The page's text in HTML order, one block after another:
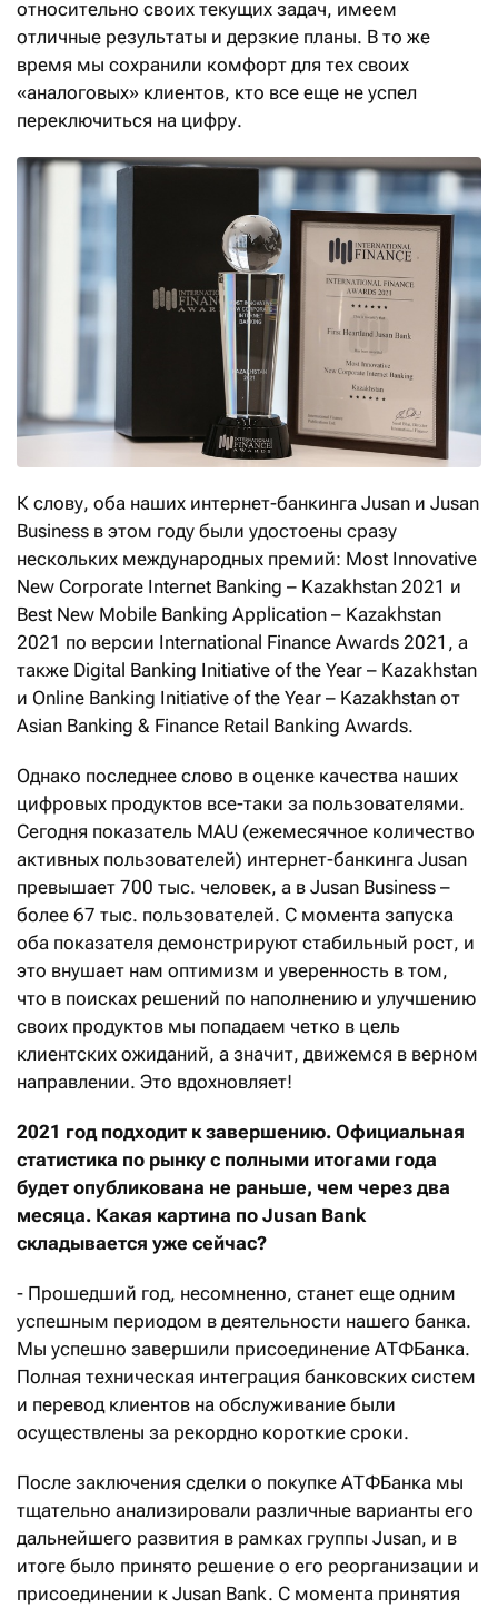
относительно своих текущих задач, имеем
отличные результаты и дерзкие планы. В то же
время мы сохранили комфорт для тех своих
«аналоговых» клиентов, кто все еще не успел
переключиться на цифру.
К слову, оба наших интернет-банкинга Jusan и Jusan
Business в этом году были удостоены сразу
нескольких международных премий: Most Innovative
New Corporate Internet Banking – Kazakhstan 2021 и
Best New Mobile Banking Application – Kazakhstan
2021 по версии International Finance Awards 2021, а
также Digital Banking Initiative of the Year – Kazakhstan
и Online Banking Initiative of the Year – Kazakhstan от
Asian Banking & Finance Retail Banking Awards.
Однако последнее слово в оценке качества наших
цифровых продуктов все-таки за пользователями.
Сегодня показатель MAU (ежемесячное количество
активных пользователей) интернет-банкинга Jusan
превышает 700 тыс. человек, а в Jusan Business –
более 67 тыс. пользователей. С момента запуска
оба показателя демонстрируют стабильный рост, и
это внушает нам оптимизм и уверенность в том,
что в поисках решений по наполнению и улучшению
своих продуктов мы попадаем четко в цель
клиентских ожиданий, а значит, движемся в верном
направлении. Это вдохновляет!
2021 год подходит к завершению. Официальная
статистика по рынку с полными итогами года
будет опубликована не раньше, чем через два
месяца. Какая картина по Jusan Bank
складывается уже сейчас?
- Прошедший год, несомненно, станет еще одним
успешным периодом в деятельности нашего банка.
Мы успешно завершили присоединение АТФБанка.
Полная техническая интеграция банковских систем
и перевод клиентов на обслуживание были
осуществлены за рекордно короткие сроки.
После заключения сделки о покупке АТФБанка мы
тщательно анализировали различные варианты его
дальнейшего развития в рамках группы Jusan, и в
итоге было принято решение о его реорганизации и
присоединении к Jusan Bank. С момента принятия